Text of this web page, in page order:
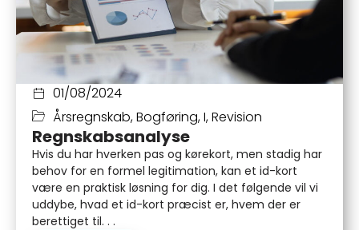
01/08/2024
Årsregnskab,Bogføring,I,Revision
Regnskabsanalyse
Hvis du har hverken pas og kørekort, men stadig har
behov for en formel legitimation, kan et id-kort
være en praktisk løsning for dig. I det følgende vil vi
uddybe, hvad et id-kort præcist er, hvem der er
berettiget til. . .